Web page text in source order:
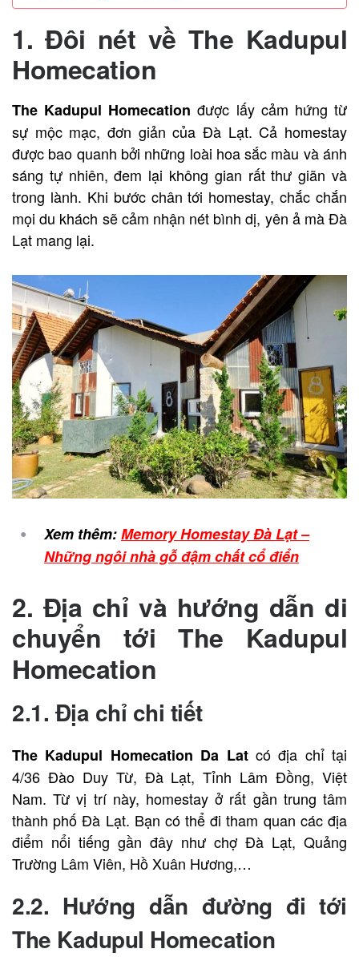
1. Đôi nét về The Kadupul
Homecation
The Kadupul Homecationđược lấy cảm hứng từ
sự mộc mạc, đơn giản của Đà Lạt. Cả homestay
được bao quanh bởi những loài hoa sắc màu và ánh
sáng tự nhiên, đem lại không gian rất thư giãn và
trong lành. Khi bước chân tới homestay, chắc chắn
mọi du khách sẽ cảm nhận nét bình dị, yên ả mà Đà
Lạt mang lại.
Xem thêm:Memory Homestay Đà Lạt –
Những ngôi nhà gỗ đậm chất cổ điển
2. Địa chỉ và hướng dẫn di
chuyển tớiThe Kadupul
Homecation
2.1. Địa chỉ chi tiết
The Kadupul Homecation Da Lat có địa chỉ tại
4/36 Đào Duy Từ, Đà Lạt, Tỉnh Lâm Đồng, Việt
Nam. Từ vị trí này, homestay ở rất gần trung tâm
thành phố Đà Lạt. Bạn có thể đi tham quan các địa
điểm nổi tiếng gần đây như chợ Đà Lạt, Quảng
Trường Lâm Viên, Hồ Xuân Hương,…
2.2. Hướng dẫn đường đi tới
The Kadupul Homecation